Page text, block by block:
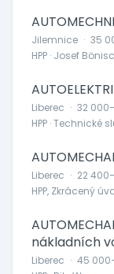
Jilemnice · 35
HPP · Josef
Liberec · 32
HPP · Technické
Liberec · 22
HPP, Zkrácený
nákladních
Liberec · 45